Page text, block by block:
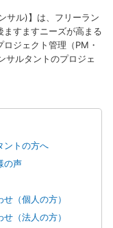
サル)】は、フリーラン
ますますニーズが高まる
ジェクト管理（PM・
サルタントのプロジェ
ントの方へ
の声
（個人の方）
（法人の方）